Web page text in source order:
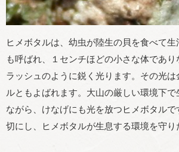
ヒメボタルは、幼虫が陸生の貝を食べて生
も呼ばれ、１センチほどの小さな体であ
ラッシュのように鋭く光ります。その光は
ルともよばれます。大山の厳しい環境下
ながら、けなげにも光を放つヒメボタル
切にし、ヒメボタルが生息する環境を守り